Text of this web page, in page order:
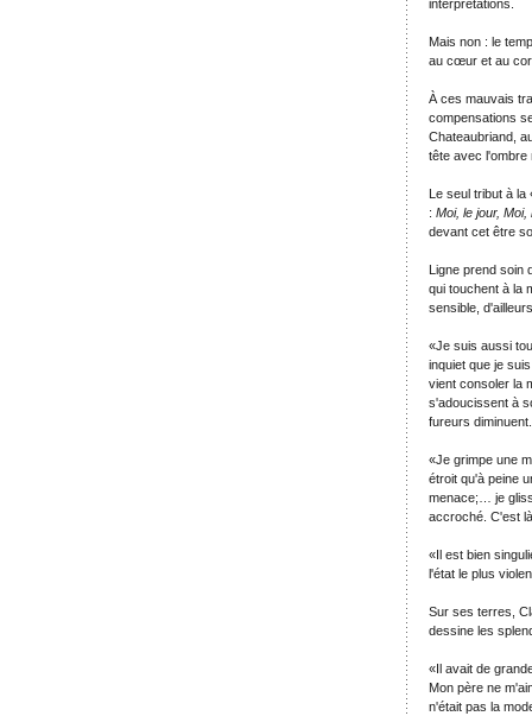
interprétations.
Mais non : le
au cœur et au
À ces mauvais
compensations
Chateaubriand,
tête avec l'ombre
Le seul tribut à
: Moi, le jour, Moi,
devant cet être
Ligne prend soin
qui touchent à la
sensible,
«Je suis aussi
inquiet que je
vient consoler la
s'adoucissent à
fureurs
«Je grimpe une
étroit qu'à peine
menace;… je
accroché. C'est
«Il est bien
l'état le plus
Sur ses terres,
dessine les
«Il avait de
Mon père ne
n'était pas la